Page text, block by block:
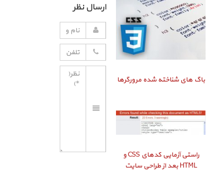
باگ‌ های شناخته شده مرورگرها
راستی‌ آزمایی کدهای CSS و
HTML بعد از طراحی سایت
ارسال نظر